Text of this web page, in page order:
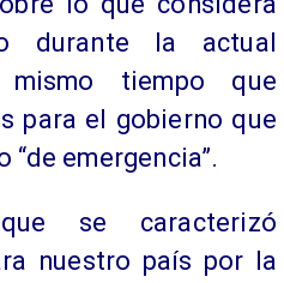
durante la actual
mismo tiempo que
para el gobierno que
“de emergencia”.
se caracterizó
nuestro país por la